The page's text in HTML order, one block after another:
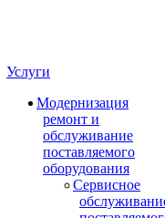
Услуги
Модернизация
ремонт и
обслуживание
поставляемого
оборудования
Сервисное